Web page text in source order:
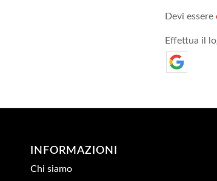
Devi essere
Effettua il
INFORMAZIONI
Chi siamo